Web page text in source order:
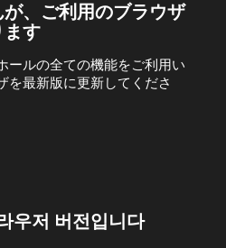
、ご利用のブラウザ
ます
ールの全ての機能をご利用い
を最新版に更新してくださ
우저 버전입니다